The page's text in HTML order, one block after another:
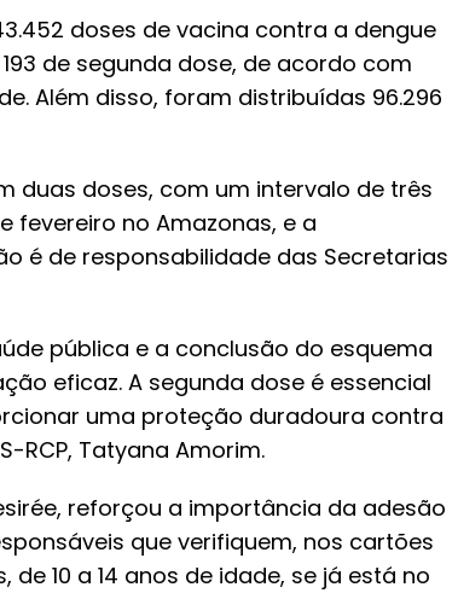
doses de vacina contra a dengue
de segunda dose, de acordo com
Além disso, foram distribuídas 96.296
duas doses, com um intervalo de três
fevereiro no Amazonas, e a
é de responsabilidade das Secretarias
pública e a conclusão do esquema
eficaz. A segunda dose é essencial
uma proteção duradoura contra
RCP, Tatyana Amorim.
reforçou a importância da adesão
que verifiquem, nos cartões
10 a 14 anos de idade, se já está no